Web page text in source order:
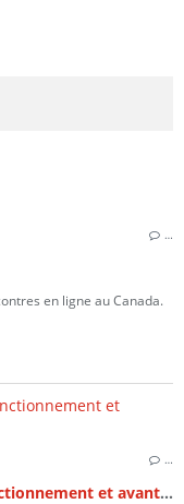
…
en ligne au Canada.
…
Apple Pay sur les casinos en ligne : fonctionnement et avantages